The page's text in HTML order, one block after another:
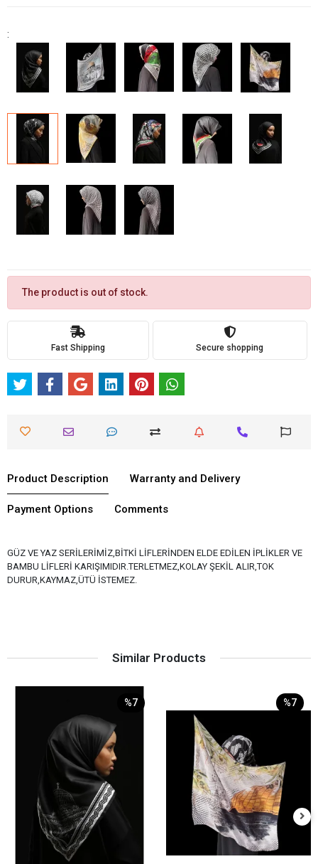
:
The product is out of stock.
Fast Shipping Secure shopping
Product Description Warranty and Delivery
Payment Options Comments
GÜZ VE YAZ SERİLERİMİZ,BİTKİ LİFLERİNDEN ELDE EDİLEN İPLİKLER VE
BAMBU LİFLERİ KARIŞIMIDIR.TERLETMEZ,KOLAY ŞEKİL ALIR,TOK
DURUR,KAYMAZ,ÜTÜ İSTEMEZ.
Similar Products
%7 %7